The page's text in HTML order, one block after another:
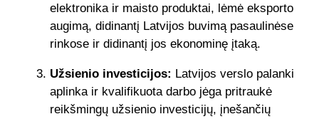
elektronika ir maisto produktai, lėmė eksporto
augimą, didinantį Latvijos buvimą pasaulinėse
rinkose ir didinantį jos ekonominę įtaką.
Užsienio investicijos: Latvijos verslo palanki
aplinka ir kvalifikuota darbo jėga pritraukė
reikšmingų užsienio investicijų, įnešančių